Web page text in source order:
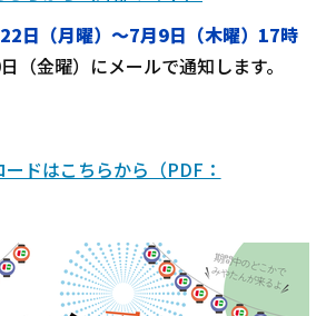
日（月曜）～7月9日（木曜）17時
（金曜）にメールで通知します。
ドはこちらから（PDF：